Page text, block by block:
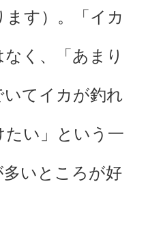
す）。「イカ
く、「あまり
いてイカが釣れ
たい」という一
いところが好